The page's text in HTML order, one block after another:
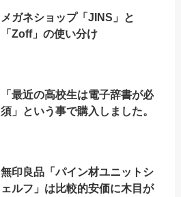
メガネショップ「JINS」と
「Zoff」の使い分け
「最近の高校生は電子辞書が必
須」という事で購入しました。
無印良品「パイン材ユニットシ
ェルフ」は比較的安価に木目が